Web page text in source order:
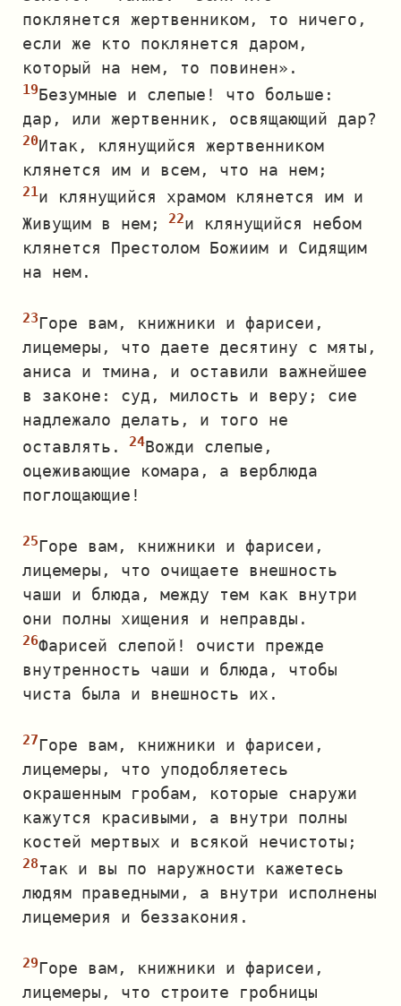
поклянется жертвенником, то ничего,
если же кто поклянется даром,
который на нем, то повинен».
Безумные и слепые! что больше:
дар, или жертвенник, освящающий дар?
Итак, клянущийся жертвенником
клянется им и всем, что на нем;
и клянущийся храмом клянется им и
Живущим в нем;
и клянущийся небом
клянется Престолом Божиим и Сидящим
на нем.
Горе вам, книжники и фарисеи,
лицемеры, что даете десятину с мяты,
аниса и тмина, и оставили важнейшее
в законе: суд, милость и веру; сие
надлежало делать, и того не
оставлять.
Вожди слепые,
оцеживающие комара, а верблюда
поглощающие!
Горе вам, книжники и фарисеи,
лицемеры, что очищаете внешность
чаши и блюда, между тем как внутри
они полны хищения и неправды.
Фарисей слепой! очисти прежде
внутренность чаши и блюда, чтобы
чиста была и внешность их.
Горе вам, книжники и фарисеи,
лицемеры, что уподобляетесь
окрашенным гробам, которые снаружи
кажутся красивыми, а внутри полны
костей мертвых и всякой нечистоты;
так и вы по наружности кажетесь
людям праведными, а внутри исполнены
лицемерия и беззакония.
Горе вам, книжники и фарисеи,
лицемеры, что строите гробницы